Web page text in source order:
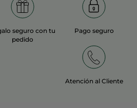
seguro con tu
pedido
Pago seguro
Atención al Cliente